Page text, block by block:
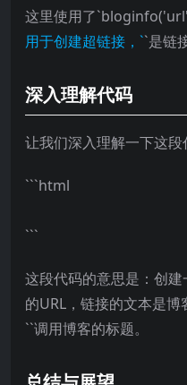
这里使用了
用于创建超链接，``是链
深入理解代码
让我们深入理解一下这段
```html
```
这段代码的意思是：创
的URL，链接的文本是博
``调用博客的标题。